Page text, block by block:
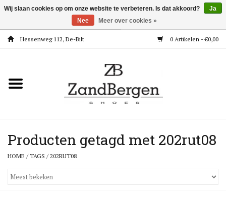
Hessenweg 112, De-Bilt 0 Artikelen - €0,00
Kleding
Meisjes
Jongens
Producten getagd met 202rut08
HOME /TAGS /202RUT08
Wij slaan cookies op om onze website te verbeteren. Is dat akkoord?
Ja
Nee
Meer over cookies »